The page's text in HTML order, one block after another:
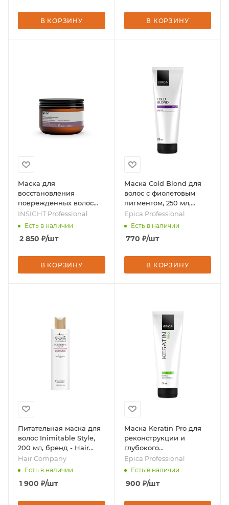
В КОРЗИНУ В КОРЗИНУ
Маска для
восстановления
поврежденных волос
Damaged Hair, 400 мл,
бренд - INSIGHT
INSIGHT Professional
Есть в наличии
2 850 ₽/шт
В КОРЗИНУ
Маска Cold Blond для
волос с фиолетовым
пигментом, 250 мл,
бренд - Epica
Professional
Epica Professional
Есть в наличии
770 ₽/шт
В КОРЗИНУ
Питательная маска для
волос Inimitable Style,
200 мл, бренд - Hair
Company
Hair Company
Есть в наличии
1 900 ₽/шт
Маска Keratin Pro для
реконструкции и
глубокого
восстановления волос,
250 мл, бренд - Epica
Epica Professional
Есть в наличии
900 ₽/шт